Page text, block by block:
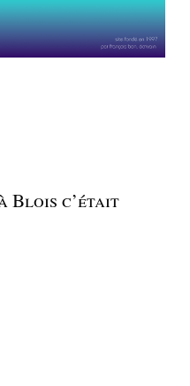
Blois c’était